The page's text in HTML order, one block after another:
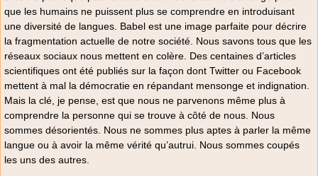
que les humains ne puissent plus se comprendre en introduisant
une diversité de langues. Babel est une image parfaite pour décrire
la fragmentation actuelle de notre société. Nous savons tous que les
réseaux sociaux nous mettent en colère. Des centaines d’articles
scientifiques ont été publiés sur la façon dont Twitter ou Facebook
mettent à mal la démocratie en répandant mensonge et indignation.
Mais la clé, je pense, est que nous ne parvenons même plus à
comprendre la personne qui se trouve à côté de nous. Nous
sommes désorientés. Nous ne sommes plus aptes à parler la même
langue ou à avoir la même vérité qu’autrui. Nous sommes coupés
les uns des autres.